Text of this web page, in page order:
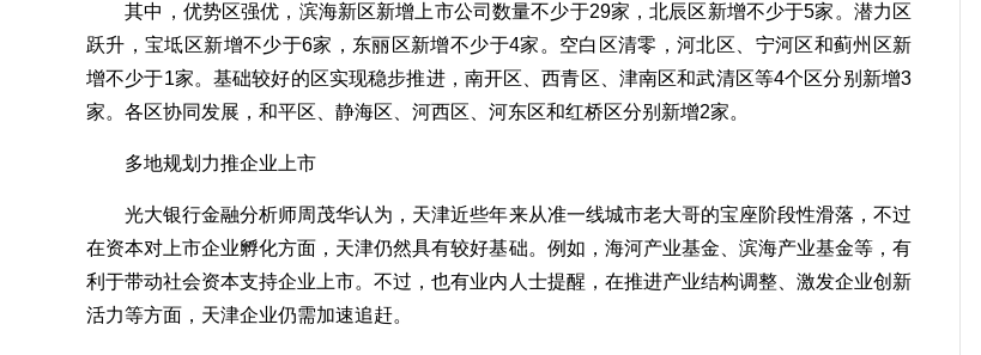
其中，优势区强优，滨海新区新增上市公司数量不少于29家，北辰区新增不少于5家。潜力区
跃升，宝坻区新增不少于6家，东丽区新增不少于4家。空白区清零，河北区、宁河区和蓟州区新
增不少于1家。基础较好的区实现稳步推进，南开区、西青区、津南区和武清区等4个区分别新增3
家。各区协同发展，和平区、静海区、河西区、河东区和红桥区分别新增2家。
多地规划力推企业上市
光大银行金融分析师周茂华认为，天津近些年来从准一线城市老大哥的宝座阶段性滑落，不过
在资本对上市企业孵化方面，天津仍然具有较好基础。例如，海河产业基金、滨海产业基金等，有
利于带动社会资本支持企业上市。不过，也有业内人士提醒，在推进产业结构调整、激发企业创新
活力等方面，天津企业仍需加速追赶。